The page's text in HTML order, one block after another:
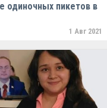
одиночных пикетов в
1 Авг 2021